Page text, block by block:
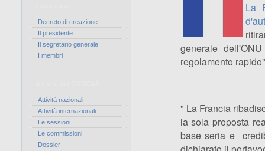
Decreto di creazione
Il presidente
Il segretario generale
I membri
Attività nazionali
Attività internazionali
Le sessioni
Le commissioni
Dossier
La
generale
regolamento
" La Francia
la sola proposta
base seria e